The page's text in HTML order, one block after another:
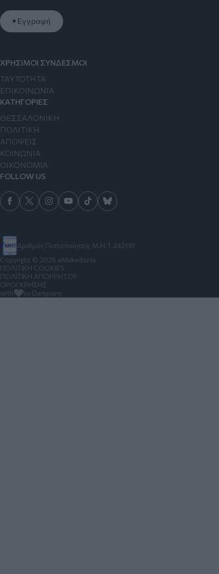
Εγγραφή
Αριθμός Πιστοποίησης Μ.Η.Τ.242191
ΧΡΗΣΙΜΟΙ ΣΥΝΔΕΣΜΟΙ
TAYTOTHTA
ΕΠΙΚΟΙΝΩΝΙΑ
ΚΑΤΗΓΟΡΙΕΣ
ΘΕΣΣΑΛΟΝΙΚΗ
ΠΟΛΙΤΙΚΗ
ΑΠΟΨΕΙΣ
ΚΟΙΝΩΝΙΑ
ΟΙΚΟΝΟΜΙΑ
FOLLOW US
Copyright © 2026 eMakedonia
ΠΟΛΙΤΙΚΗ COOKIES
ΠΟΛΙΤΙΚΗ ΑΠΟΡΡΗΤΟΥ
ΟΡΟΙ ΧΡΗΣΗΣ
with
by Darkpony